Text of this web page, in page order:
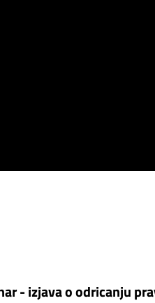
- izjava o odricanju